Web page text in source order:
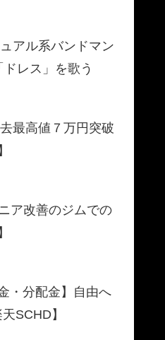
アル系バンドマン
レス」を歌う
最高値７万円突破
ア改善のジムでの
・分配金】自由へ
SCHD】